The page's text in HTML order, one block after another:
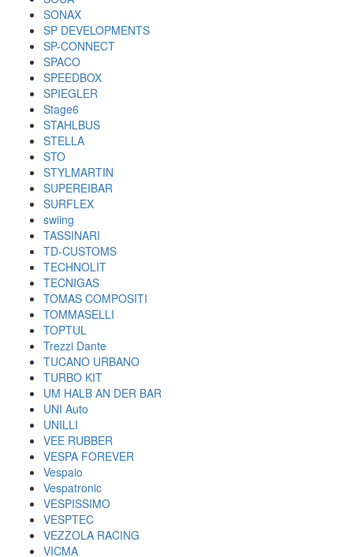
SONAX
SP DEVELOPMENTS
SP-CONNECT
SPACO
SPEEDBOX
SPIEGLER
Stage6
STAHLBUS
STELLA
STO
STYLMARTIN
SUPEREIBAR
SURFLEX
swiing
TASSINARI
TD-CUSTOMS
TECHNOLIT
TECNIGAS
TOMAS COMPOSITI
TOMMASELLI
TOPTUL
Trezzi Dante
TUCANO URBANO
TURBO KIT
UM HALB AN DER BAR
UNI Auto
UNILLI
VEE RUBBER
VESPA FOREVER
Vespaio
Vespatronic
VESPISSIMO
VESPTEC
VEZZOLA RACING
VICMA